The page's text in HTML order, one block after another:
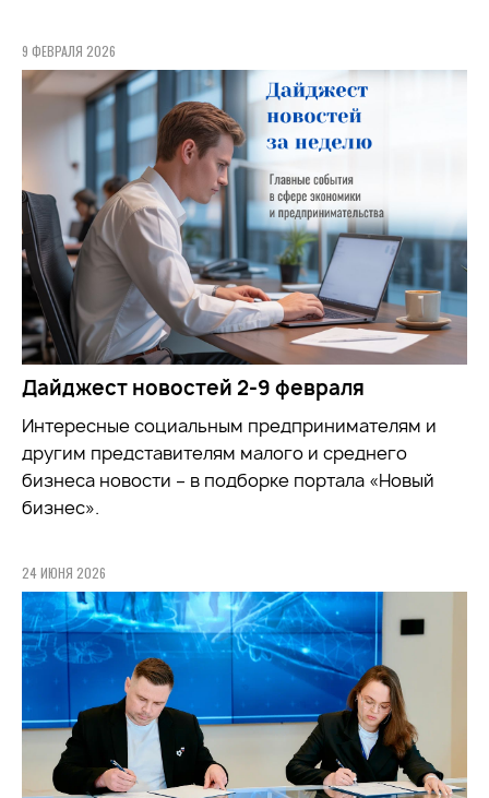
9 ФЕВРАЛЯ 2026
Дайджест новостей 2-9 февраля
Интересные социальным предпринимателям и
другим представителям малого и среднего
бизнеса новости – в подборке портала «Новый
бизнес».
24 ИЮНЯ 2026